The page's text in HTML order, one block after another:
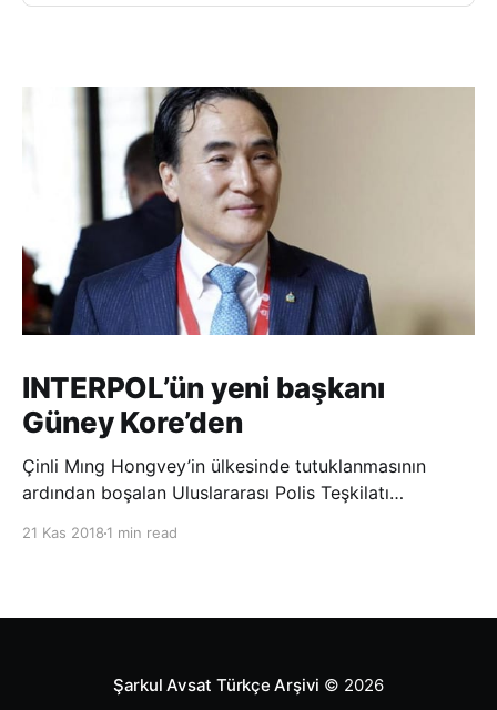
INTERPOL’ün yeni başkanı
Güney Kore’den
Çinli Mıng Hongvey’in ülkesinde tutuklanmasının
ardından boşalan Uluslararası Polis Teşkilatı
21 Kas 2018 1 min read
Şarkul Avsat Türkçe Arşivi © 2026